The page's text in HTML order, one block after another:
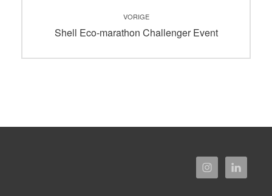
navigatie
VORIGE
Vorig
Shell Eco-marathon Challenger Event